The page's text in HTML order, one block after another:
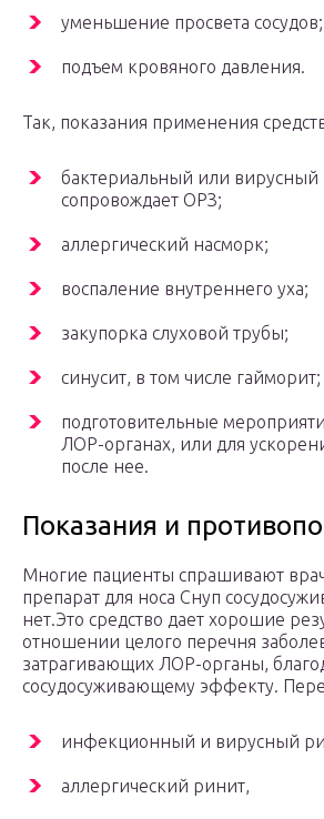
уменьшение просвета сосудов;
подъем кровяного давления.
Так, показания применения
бактериальный или вирусный
сопровождает ОРЗ;
аллергический насморк;
воспаление внутреннего уха;
закупорка слуховой трубы;
синусит, в том числе гайморит;
подготовительные
ЛОР-органах, или для
после нее.
Показания и
Многие пациенты спрашивают
препарат для носа Снуп
нет.Это средство дает хорошие
отношении целого перечня
затрагивающих ЛОР-органы,
сосудосуживающему эффекту.
инфекционный и вирусный
аллергический ринит,